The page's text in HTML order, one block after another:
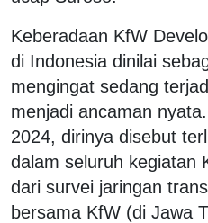
Keberadaan KfW
di Indonesia dinilai
mengingat sedang
menjadi ancaman
2024, dirinya disebut
dalam seluruh kegiatan
dari survei jaringan
bersama KfW (di Jawa